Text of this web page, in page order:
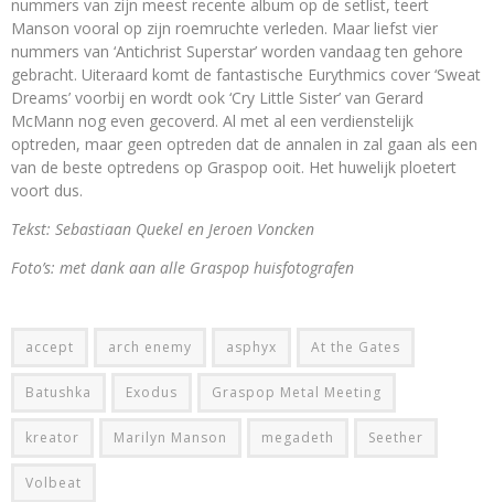
nummers van zijn meest recente album op de setlist, teert
Manson vooral op zijn roemruchte verleden. Maar liefst vier
nummers van ‘Antichrist Superstar’ worden vandaag ten gehore
gebracht. Uiteraard komt de fantastische Eurythmics cover ‘Sweat
Dreams’ voorbij en wordt ook ‘Cry Little Sister’ van Gerard
McMann nog even gecoverd. Al met al een verdienstelijk
optreden, maar geen optreden dat de annalen in zal gaan als een
van de beste optredens op Graspop ooit. Het huwelijk ploetert
voort dus.
Tekst: Sebastiaan Quekel en Jeroen Voncken
Foto’s: met dank aan alle Graspop huisfotografen
accept arch enemy asphyx At the Gates
Batushka Exodus Graspop Metal Meeting
kreator Marilyn Manson megadeth Seether
Volbeat